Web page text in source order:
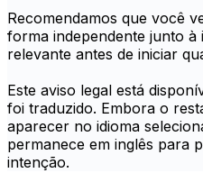
Recomendamos que você
forma independente junto à
relevante antes de iniciar
Este aviso legal está
foi traduzido. Embora o
aparecer no idioma
permanece em inglês para
intenção.